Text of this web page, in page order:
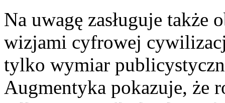
Na uwagę zasługuje także
wizjami cyfrowej
tylko wymiar
Augmentyka pokazuje, że